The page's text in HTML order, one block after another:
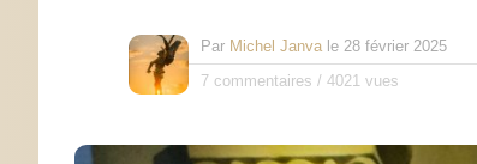
Par Michel Janva le 28 février 2025
7 commentaires / 4021 vues